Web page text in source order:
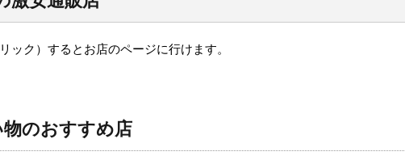
ック）するとお店のページに行けます。
のおすすめ店